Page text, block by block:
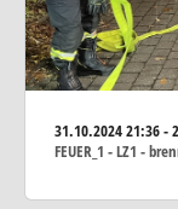
31.10.202421:36 -
FEUER_1 - LZ1 -